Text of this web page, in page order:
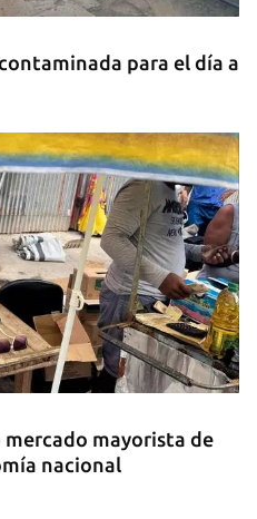
para el día a
mercado mayorista de
nacional